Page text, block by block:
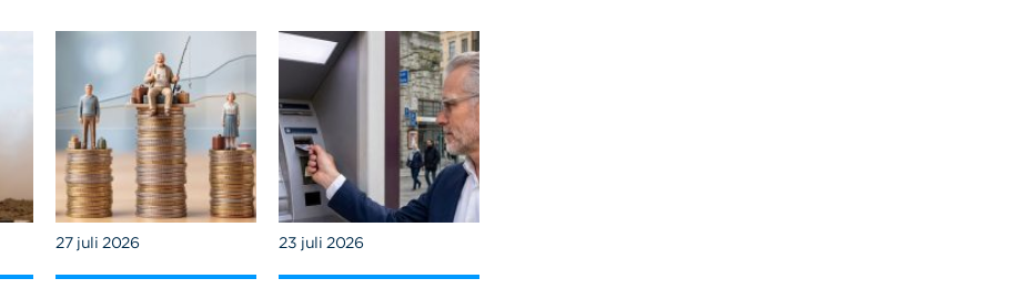
27 juli 2026 23 juli 2026